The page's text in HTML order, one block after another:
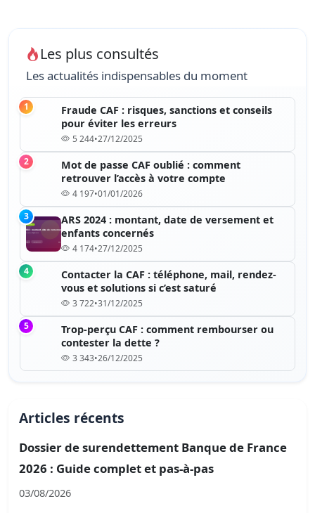
Les plus consultés
Les actualités indispensables du moment
1
Fraude CAF : risques, sanctions et conseils
pour éviter les erreurs
5 244•27/12/2025
2
Mot de passe CAF oublié : comment
retrouver l’accès à votre compte
4 197•01/01/2026
3
ARS 2024 : montant, date de versement et
enfants concernés
4 174•27/12/2025
4
Contacter la CAF : téléphone, mail, rendez-
vous et solutions si c’est saturé
3 722•31/12/2025
5
Trop-perçu CAF : comment rembourser ou
contester la dette ?
3 343•26/12/2025
Articles récents
Dossier de surendettement Banque de France
2026 : Guide complet et pas-à-pas
03/08/2026